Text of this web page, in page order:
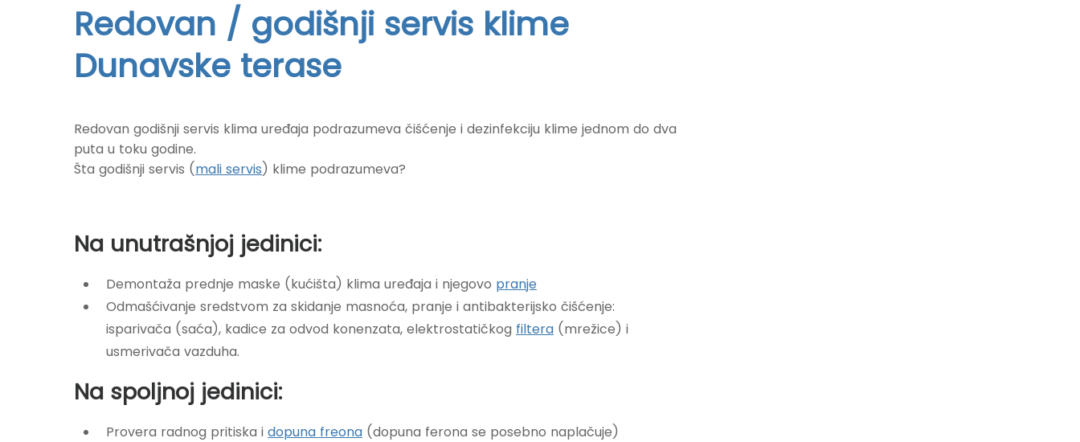
Redovan / godišnji servis klime
Dunavske terase
Redovan godišnji servis klima uređaja podrazumeva čišćenje i dezinfekciju klime jednom do dva
puta u toku godine.
Šta godišnji servis (mali servis) klime podrazumeva?
Na unutrašnjoj jedinici:
Demontaža prednje maske (kućišta) klima uređaja i njegovo pranje
Odmašćivanje sredstvom za skidanje masnoća, pranje i antibakterijsko čišćenje:
isparivača (saća), kadice za odvod konenzata, elektrostatičkog filtera (mrežice) i
usmerivača vazduha.
Na spoljnoj jedinici:
Provera radnog pritiska i dopuna freona (dopuna ferona se posebno naplačuje)